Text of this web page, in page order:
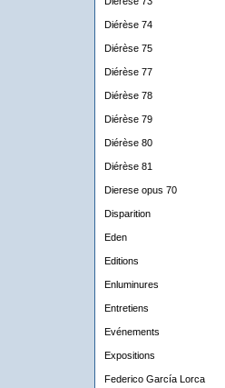
Diérèse 74
Diérèse 75
Diérèse 77
Diérèse 78
Diérèse 79
Diérèse 80
Diérèse 81
Dierese opus 70
Disparition
Eden
Editions
Enluminures
Entretiens
Evénements
Expositions
Federico García Lorca